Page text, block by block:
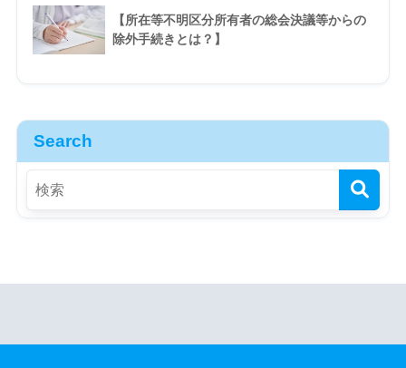
【所在等不明区分所有者の総会決議等からの
除外手続きとは？】
Search